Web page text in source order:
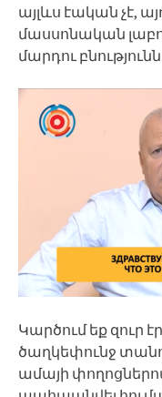
այլևս էական չէ,
մասսոնական
մարդու
Կարծում եք զուր
ծաղկեփունջ
ամայի